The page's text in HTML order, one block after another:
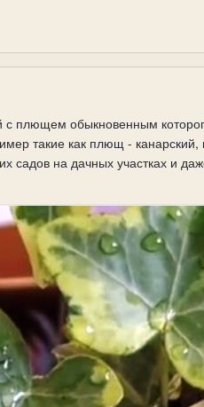
плющем обыкновенным
такие как плющ -
садов на дачных участках и